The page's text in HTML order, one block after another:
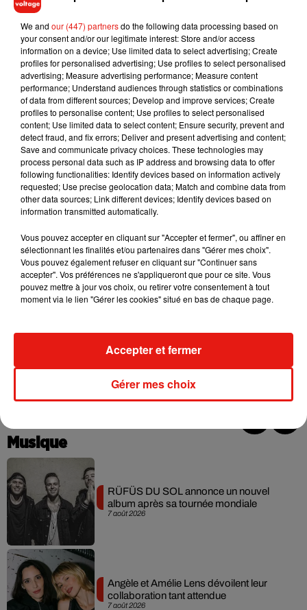
L’origine du Coronavirus provient d’une soupe
Cette fake news a été relayée sur de nombreux réseaux
sociaux. Des vidéos montrant des personnes d’origines
asiatiques mangeant de la soupe de chauve-souris ont été
postées. Les commentaires qui accompagnent ces vidéos
expliquent que ce plat est très apprécié en Chine, malgré la
possibilité que l’animal puisse être infecté par le coronavirus.
Problème : la soupe de chauve-souris n’est pas un plat
chinois, mais une spécialité des îles Palaos, un archipel de la
Micronésie. De plus, actuellement, aucune recherche ne
prouve de manière irréfutable que la chauve-souris soit
porteuse du Covid-19.
Le virus est une arme biologique fabriquée par
l'Institut de virologie de Wuhan.
Il s’agit d’une théorie complotiste qui a été développée
notamment par le média américain d'extrême droiteZero
. Cette théorie accuse un scientifique chinois de
uniquement publié les résultats de ses travaux autour de la
Musique
7 août 2026
RÜFÜS DU SOL annonce un nouvel
album après sa tournée mondiale
7 août 2026
Angèle et Amélie Lens dévoilent leur
collaboration tant attendue
We and our (447) partnersdo the following data processing based on
your consent and/or our legitimate interest: Store and/or access
information on a device; Use limited data to select advertising; Create
profiles for personalised advertising; Use profiles to select personalised
advertising; Measure advertising performance; Measure content
performance; Understand audiences through statistics or combinations
of data from different sources; Develop and improve services; Create
profiles to personalise content; Use profiles to select personalised
content; Use limited data to select content; Ensure security, prevent and
detect fraud, and fix errors; Deliver and present advertising and content;
Save and communicate privacy choices. These technologies may
process personal data such as IP address and browsing data to offer
following functionalities: Identify devices based on information actively
requested; Use precise geolocation data; Match and combine data from
other data sources; Link different devices; Identify devices based on
information transmitted automatically.
Vous pouvez accepter en cliquant sur "Accepter et fermer", ou affiner en
sélectionnant les finalités et/ou partenaires dans "Gérer mes choix".
Vous pouvez également refuser en cliquant sur "Continuer sans
accepter". Vos préférences ne s'appliqueront que pour ce site. Vous
pouvez mettre à jour vos choix, ou retirer votre consentement à tout
moment via le lien "Gérer les cookies" situé en bas de chaque page.
Gérer mes choix
Accepter et fermer